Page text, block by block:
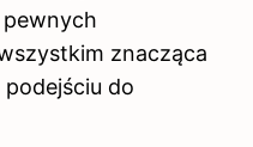
znacząca
do